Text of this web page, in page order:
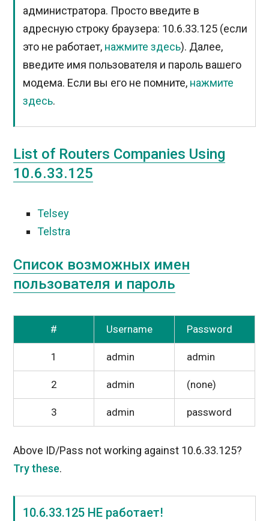
администратора. Просто введите в
адресную строку браузера: 10.6.33.125 (если
это не работает, нажмите здесь). Далее,
введите имя пользователя и пароль вашего
модема. Если вы его не помните, нажмите
здесь.
List of Routers Companies Using
10.6.33.125
Telsey
Telstra
Список возможных имен
пользователя и пароль
# Username Password
1 admin admin
2 admin (none)
3 admin password
Above ID/Pass not working against 10.6.33.125?
Try these.
10.6.33.125 НЕ работает!